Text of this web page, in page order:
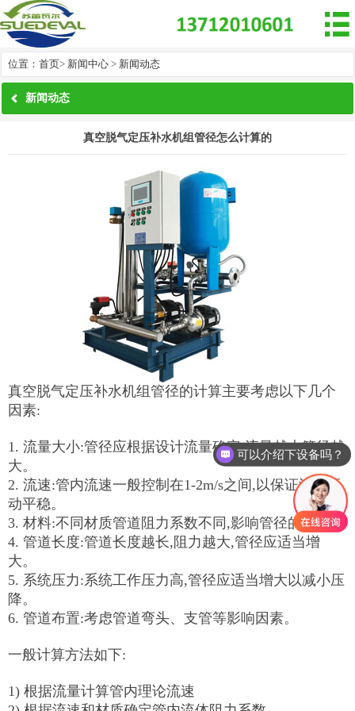

位置： 首页> 新闻中心 > 新闻动态
新闻动态
真空脱气定压补水机组管径怎么计算的
真空脱气定压补水机组管径的计算主要考虑以下几个
因素:
1. 流量大小:管径应根据设计流量确定,流量越大管径越
大。
2. 流速:管内流速一般控制在1-2m/s之间,以保证流体运
动平稳。
3. 材料:不同材质管道阻力系数不同,影响管径的确定。
4. 管道长度:管道长度越长,阻力越大,管径应适当增
大。
5. 系统压力:系统工作压力高,管径应适当增大以减小压
降。
6. 管道布置:考虑管道弯头、支管等影响因素。
一般计算方法如下:
1) 根据流量计算管内理论流速
可以介绍下设备吗？